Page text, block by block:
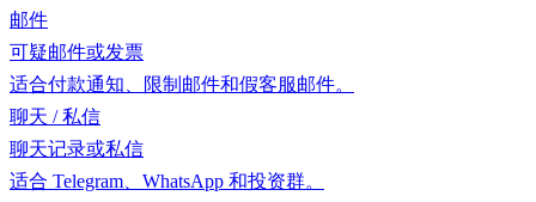
邮件
可疑邮件或发票
适合付款通知、限制邮件和假客服邮件。
聊天 / 私信
聊天记录或私信
适合 Telegram、WhatsApp 和投资群。